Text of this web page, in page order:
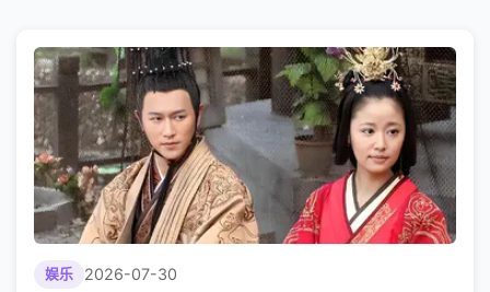
娱乐 2026-07-30